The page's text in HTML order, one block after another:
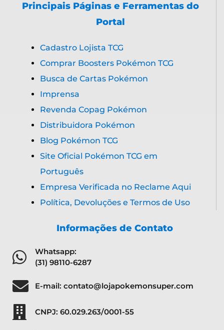
Principais Páginas e Ferramentas do
Portal
Cadastro Lojista TCG
Comprar Boosters Pokémon TCG
Busca de Cartas Pokémon
Imprensa
Revenda Copag Pokémon
Distribuidora Pokémon
Blog Pokémon TCG
Site Oficial Pokémon TCG em
Português
Empresa Verificada no Reclame Aqui
Política, Devoluções e Termos de Uso
Informações de Contato
Whatsapp:
(31) 98110-6287
E-mail: contato@lojapokemonsuper.com
CNPJ: 60.029.263/0001-55